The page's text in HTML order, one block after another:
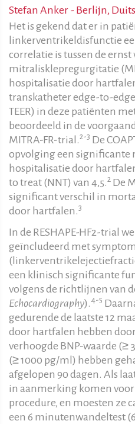
Stefan Anker - Berlijn,
Het is gekend dat er in
linkerventrikeldisfunctie
correlatie is tussen de
mitralisklepregurgitatie
hospitalisatie door
transkatheter edge-to-
TEER) in deze patiënten
beoordeeld in de
MITRA-FR-trial.2-3 De
opvolging een significante
hospitalisatie door
to treat (NNT) van 4,5.2 De
significant verschil in
door hartfalen.3
In de RESHAPE-HF2-trial
geïncludeerd met
een klinisch significante
volgens de richtlijnen van
Echocardiography). 4-5
gedurende de laatste 12
door hartfalen hebben
verhoogde BNP-waarde (≥
(≥ 1000 pg/ml) hebben
afgelopen 90 dagen. Als
in aanmerking komen
procedure, en moesten ze
een 6 minutenwandeltest